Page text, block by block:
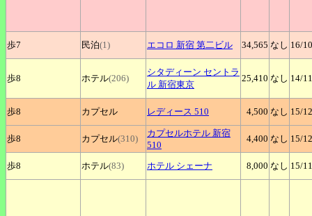
歩7 民泊(1) エコロ 新宿 第二ビル 34,565 なし 16/10
歩8 ホテル(206)
シタディーン セントラ
ル 新宿東京
25,410 なし 14/11
歩8 カプセル レディース 510 4,500 なし 15/12
歩8 カプセル(310)
カプセルホテル 新宿
510
4,400 なし 15/12
歩8 ホテル(83) ホテル シェーナ 8,000 なし 15/11